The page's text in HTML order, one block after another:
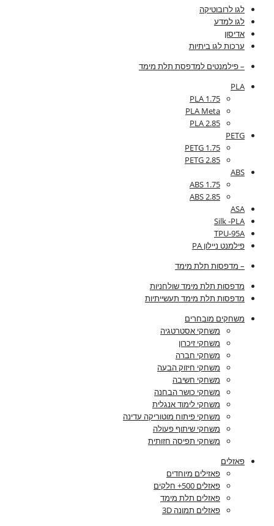
לגו לרובוטיקה
לגו למדע
אדיסון
ערכות לגו ביתיות
– פילמנטים למדפסת תלת מימד
PLA
PLA 1.75
PLA Meta
PLA 2.85
PETG
PETG 1.75
PETG 2.85
ABS
ABS 1.75
ABS 2.85
ASA
Silk -PLA
TPU-95A
פילמנט ניילון PA
– מדפסות תלת מימד
מדפסות תלת מימד שולחניות
מדפסות תלת מימד תעשייתיות
משחקים מובחרים
משחקי אסטרטגיה
משחקי זיכרון
משחקי חברה
משחקי חיזוק הבעה
משחקי חשיבה
משחקי כושר הבחנה
משחקי לימוד אנגלית
משחקי פיתוח מוטוריקה עדינה
משחקי שיתוף פעולה
משחקי תפיסה חזותית
פאזלים
פאזילים מיוחדים
פאזלים 500+ חלקים
פאזלים תלת מימד
פאזלים תמונה 3D